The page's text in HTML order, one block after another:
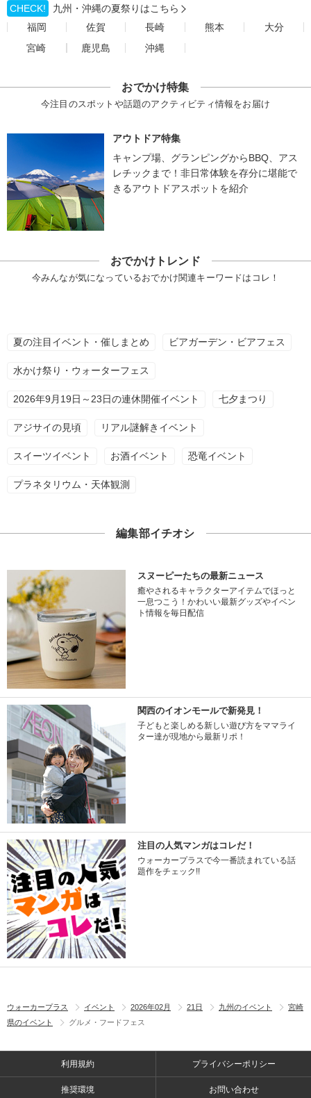
CHECK!
九州・沖縄の夏祭りはこちら
福岡
佐賀 長崎 熊本
大分
宮崎
鹿児島 沖縄
おでかけ特集
今注目のスポットや話題のアクティビティ情報をお届け
アウトドア特集
キャンプ場、グランピングからBBQ、アス
レチックまで！非日常体験を存分に堪能で
きるアウトドアスポットを紹介
おでかけトレンド
今みんなが気になっているおでかけ関連キーワードはコレ！
夏の注目イベント・催しまとめ ビアガーデン・ビアフェス
水かけ祭り・ウォーターフェス
2026年9月19日～23日の連休開催イベント 七夕まつり
アジサイの見頃 リアル謎解きイベント
スイーツイベント お酒イベント 恐竜イベント
プラネタリウム・天体観測
編集部イチオシ
スヌーピーたちの最新ニュース
癒やされるキャラクターアイテムでほっと
一息つこう！かわいい最新グッズやイベン
ト情報を毎日配信
関西のイオンモールで新発見！
子どもと楽しめる新しい遊び方をママライ
ター達が現地から最新リポ！
注目の人気マンガはコレだ！
ウォーカープラスで今一番読まれている話
題作をチェック!!
ウォーカープラス イベント 2026年02月 21日 九州のイベント
宮崎
県のイベント
グルメ・フードフェス
利用規約 プライバシーポリシー
推奨環境 お問い合わせ